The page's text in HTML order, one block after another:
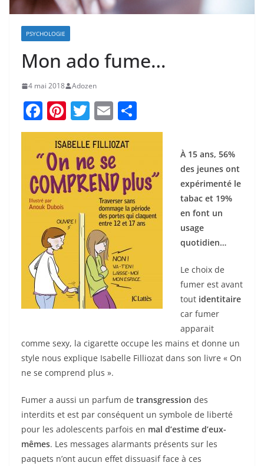
PSYCHOLOGIE
Mon ado fume…
4 mai 2018 Adozen
F
a
c
e
b
o
o
k
Pi
nt
er
e
st
T
w
itt
er
E
m
ai
l
ar
g
er
À 15 ans, 56%
des jeunes ont
expérimenté le
tabac et 19%
en font un
usage
quotidien…
Le choix de
fumer est avant
tout identitaire
car fumer
apparait
comme sexy, la cigarette occupe les mains et donne un
style nous explique Isabelle Filliozat dans son livre « On
ne se comprend plus ».
Fumer a aussi un parfum de transgression des
interdits et est par conséquent un symbole de liberté
pour les adolescents parfois en mal d’estime d’eux-
mêmes. Les messages alarmants présents sur les
paquets n’ont aucun effet dissuasif face à ces